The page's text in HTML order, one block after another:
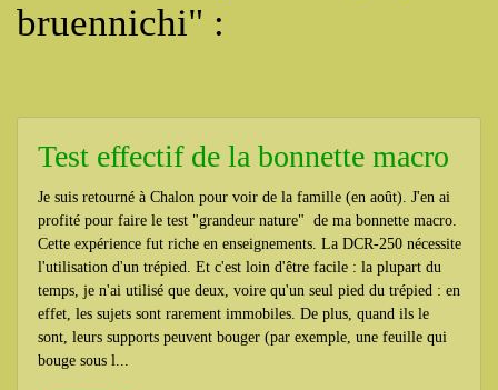
bruennichi" :
Test effectif de la bonnette macro
Je suis retourné à Chalon pour voir de la famille (en août). J'en ai
profité pour faire le test "grandeur nature" de ma bonnette macro.
Cette expérience fut riche en enseignements. La DCR-250 nécessite
l'utilisation d'un trépied. Et c'est loin d'être facile : la plupart du
temps, je n'ai utilisé que deux, voire qu'un seul pied du trépied : en
effet, les sujets sont rarement immobiles. De plus, quand ils le
sont, leurs supports peuvent bouger (par exemple, une feuille qui
bouge sous l...